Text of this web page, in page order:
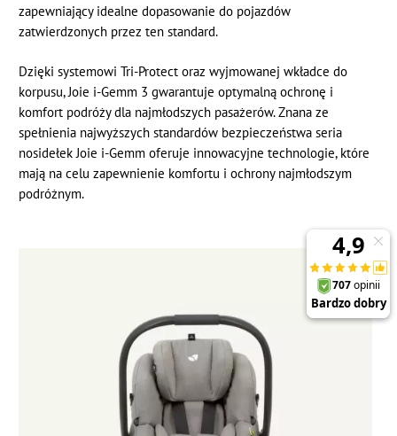
zapewniający idealne dopasowanie do pojazdów
zatwierdzonych przez ten standard.
Dzięki systemowi Tri-Protect oraz wyjmowanej wkładce do
korpusu, Joie i-Gemm 3 gwarantuje optymalną ochronę i
komfort podróży dla najmłodszych pasażerów. Znana ze
spełnienia najwyższych standardów bezpieczeństwa seria
nosidełek Joie i-Gemm oferuje innowacyjne technologie, które
mają na celu zapewnienie komfortu i ochrony najmłodszym
podróżnym.